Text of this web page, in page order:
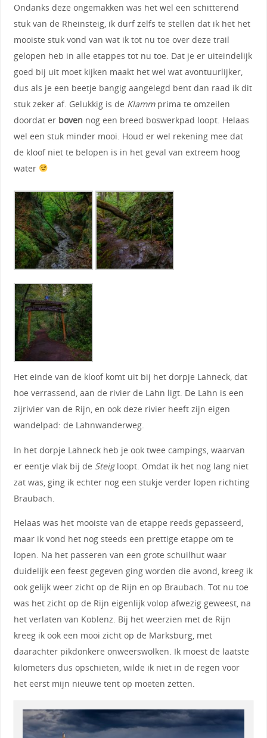
Ondanks deze ongemakken was het wel een schitterend
stuk van de Rheinsteig, ik durf zelfs te stellen dat ik het het
mooiste stuk vond van wat ik tot nu toe over deze trail
gelopen heb in alle etappes tot nu toe. Dat je er uiteindelijk
goed bij uit moet kijken maakt het wel wat avontuurlijker,
dus als je een beetje bangig aangelegd bent dan raad ik dit
stuk zeker af. Gelukkig is de Klammprima te omzeilen
doordat er boven nog een breed boswerkpad loopt. Helaas
wel een stuk minder mooi. Houd er wel rekening mee dat
de kloof niet te belopen is in het geval van extreem hoog
water
Het einde van de kloof komt uit bij het dorpje Lahneck, dat
hoe verrassend, aan de rivier de Lahn ligt. De Lahn is een
zijrivier van de Rijn, en ook deze rivier heeft zijn eigen
wandelpad: de Lahnwanderweg.
In het dorpje Lahneck heb je ook twee campings, waarvan
er eentje vlak bij de Steigloopt. Omdat ik het nog lang niet
zat was, ging ik echter nog een stukje verder lopen richting
Braubach.
Helaas was het mooiste van de etappe reeds gepasseerd,
maar ik vond het nog steeds een prettige etappe om te
lopen. Na het passeren van een grote schuilhut waar
duidelijk een feest gegeven ging worden die avond, kreeg ik
ook gelijk weer zicht op de Rijn en op Braubach. Tot nu toe
was het zicht op de Rijn eigenlijk volop afwezig geweest, na
het verlaten van Koblenz. Bij het weerzien met de Rijn
kreeg ik ook een mooi zicht op de Marksburg, met
daarachter pikdonkere onweerswolken. Ik moest de laatste
kilometers dus opschieten, wilde ik niet in de regen voor
het eerst mijn nieuwe tent op moeten zetten.